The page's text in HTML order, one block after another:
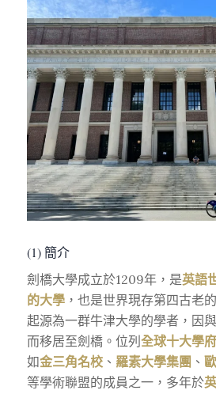
(1) 簡介
劍橋大學成立於1209年，是英語
的大學，也是世界現存第四古老
起源為一群牛津大學的學者，因
而移居至劍橋。位列 全球十大學府
如金三角名校、 羅素大學集團 、
等學術聯盟的成員之一，多年於